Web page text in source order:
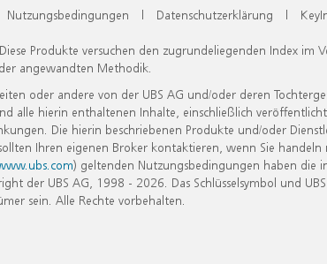
Nutzungsbedingungen | Datenschutzerklärung |
Produkte versuchen den zugrundeliegenden Index im
angewandten Methodik.
oder andere von der UBS AG und/oder deren
alle hierin enthaltenen Inhalte, einschließlich
Die hierin beschriebenen Produkte und/oder
Ihren eigenen Broker kontaktieren, wenn Sie handeln
) geltenden Nutzungsbedingungen haben die
der UBS AG, 1998 - 2026. Das Schlüsselsymbol und
sein. Alle Rechte vorbehalten.